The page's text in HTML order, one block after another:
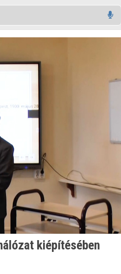
kiépítésében